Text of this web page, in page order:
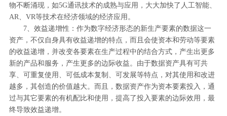
物不断涌现，如5G通讯技术的成熟与应用，大大加快了人工智能、
AR、VR等技术在经济领域的经济应用。
7、效益递增性：作为数字经济形态的新生产要素的数据这一
资产，不仅自身具有收益递增的特点，而且会使资本和劳动等要素
的收益递增，并改变各要素在生产过程中的结合方式，产生出更多
新的产品和服务，产生更多的边际收益。由于数据资产具有可共
享、可重复使用、可低成本复制、可发展等特点，对其使用和改进
越多，其创造的价值越大。而且，数据资产作为资本要素投入，通
过与其它要素的有机配比和使用，提高了投入要素的边际效用，最
终导致效益递增。